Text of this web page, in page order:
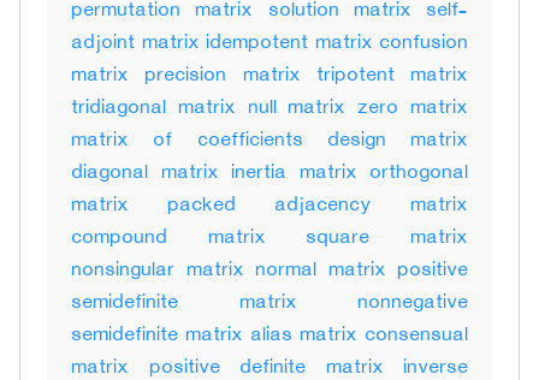
permutation matrix solution matrix self-
adjoint matrix idempotent matrix confusion
matrix precision matrix tripotent matrix
tridiagonal matrix null matrix zero matrix
matrix of coefficients design matrix
diagonal matrix inertia matrix orthogonal
matrix packed adjacency matrix
compound matrix square matrix
nonsingular matrix normal matrix positive
semidefinite matrix nonnegative
semidefinite matrix alias matrix consensual
matrix positive definite matrix inverse